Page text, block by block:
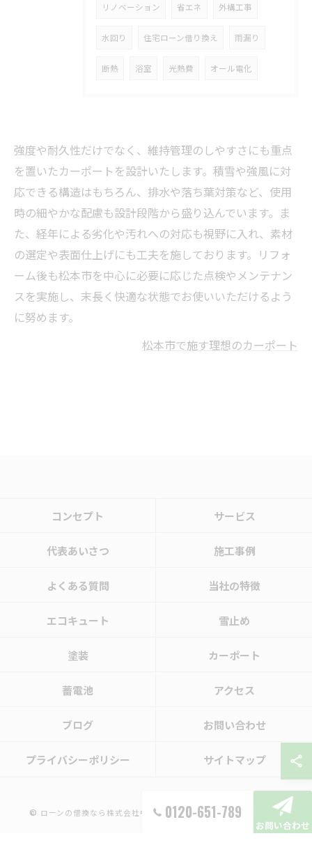
リノベーション 省エネ 外構工事
水回り 住宅ローン借り換え 雨漏り
断熱 浴室 光熱費 オール電化
強度や耐久性だけでなく、維持管理のしやすさにも重点
を置いたカーポートを設計いたします。積雪や強風に対
応できる構造はもちろん、排水や落ち葉対策など、使用
時の細やかな配慮も設計段階から盛り込んでいます。ま
た、経年による劣化や汚れへの対応も視野に入れ、素材
の選定や表面仕上げにも工夫を施しております。リフォ
ーム後も松本市を中心に必要に応じた点検やメンテナン
スを実施し、末長く快適な状態でお使いいただけるよう
に努めます。
松本市で施す理想のカーポート
0120-651-789
お問い合わせ
コンセプト サービス
代表あいさつ 施工事例
よくある質問 当社の特徴
エコキュート 雪止め
塗装 カーポート
蓄電池 アクセス
ブログ お問い合わせ
プライバシーポリシー サイトマップ
© ローンの借換なら株式会社中部エネテック ALL RIGHTS RESERVED.